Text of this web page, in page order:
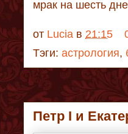
мрак на шесть
от Lucia в 21:15
Тэги: астрология,
Петр I и